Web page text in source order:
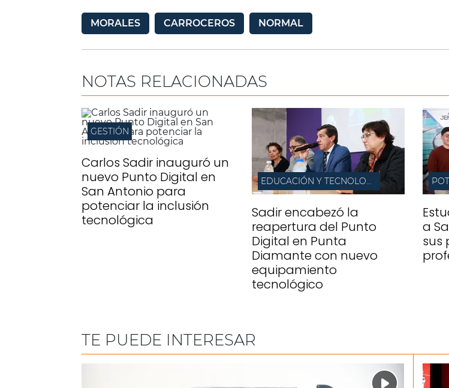
MORALES CARROCEROS NORMAL
NOTAS RELACIONADAS
GESTIÓN
Carlos Sadir inauguró un
nuevo Punto Digital en
San Antonio para
potenciar la inclusión
tecnológica
Sadir encabezó la
reapertura del Punto
Digital en Punta
Diamante con nuevo
equipamiento
tecnológico
a
sus
TE PUEDE INTERESAR